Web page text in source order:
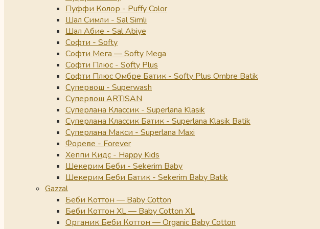
Пуффи Колор - Puffy Color
Шал Симли - Sal Simli
Шал Абие - Sal Abiye
Софти - Softy
Софти Мега — Softy Mega
Софти Плюс - Softy Plus
Софти Плюс Омбре Батик - Softy Plus Ombre Batik
Супервош - Superwash
Супервош ARTISAN
Суперлана Классик - Superlana Klasik
Суперлана Классик Батик - Superlana Klasik Batik
Суперлана Макси - Superlana Maxi
Фореве - Forever
Хеппи Кидс - Happy Kids
Шекерим Беби - Sekerim Baby
Шекерим Беби Батик - Sekerim Baby Batik
Gazzal
Беби Коттон — Baby Cotton
Беби Коттон XL — Baby Cotton XL
Органик Беби Коттон — Organic Baby Cotton